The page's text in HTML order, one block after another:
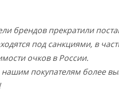
брендов прекратили
под санкциями, в
очков в России.
покупателям более